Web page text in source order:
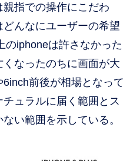
指での操作にこだわ
んなにユーザーの希望
のiphoneは許さなかった
なったのちに画面が大
前後が相場となって
ュラルに届く範囲とス
い範囲を示している。